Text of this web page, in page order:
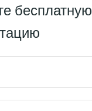
бесплатную